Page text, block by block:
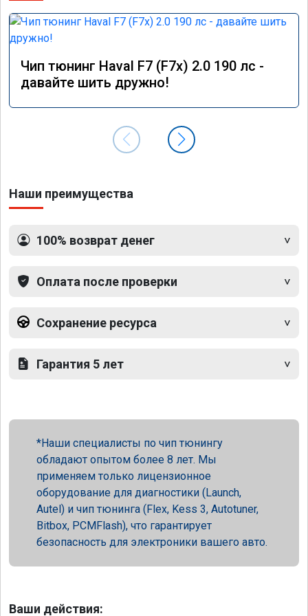
Чип тюнинг Haval F7 (F7x) 2.0 190 лс -
давайте шить дружно!
Наши преимущества
100% возврат денег
Оплата после проверки
Сохранение ресурса
Гарантия 5 лет
Наши специалисты по чип тюнингу
обладают опытом более 8 лет. Мы
применяем только лицензионное
оборудование для диагностики (Launch,
Autel) и чип тюнинга (Flex, Kess 3, Autotuner,
Bitbox, PCMFlash), что гарантирует
безопасность для электроники вашего авто.
Ваши действия: